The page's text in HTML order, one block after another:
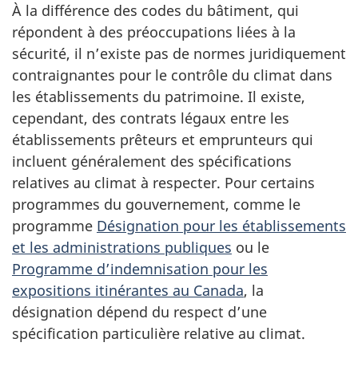
À la différence des codes du bâtiment, qui
répondent à des préoccupations liées à la
sécurité, il n’existe pas de normes juridiquement
contraignantes pour le contrôle du climat dans
les établissements du patrimoine. Il existe,
cependant, des contrats légaux entre les
établissements prêteurs et emprunteurs qui
incluent généralement des spécifications
relatives au climat à respecter. Pour certains
programmes du gouvernement, comme le
programme Désignation pour les établissements
et les administrations publiques ou le
Programme d’indemnisation pour les
expositions itinérantes au Canada, la
désignation dépend du respect d’une
spécification particulière relative au climat.